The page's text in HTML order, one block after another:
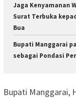
Jaga Kenyamanan
Surat Terbuka
Bua
Bupati Manggarai
sebagai Pondasi
Bupati Manggarai,